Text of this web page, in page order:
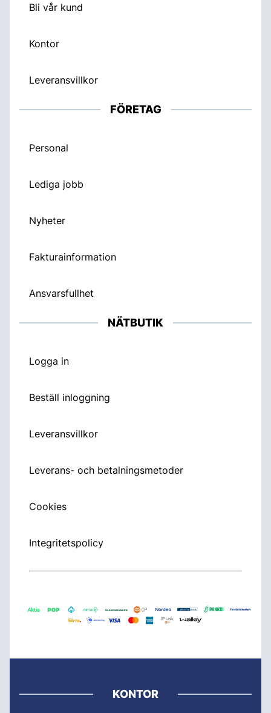
Bli vår kund
Kontor
Leveransvillkor
FÖRETAG
Personal
Lediga jobb
Nyheter
Fakturainformation
Ansvarsfullhet
NÄTBUTIK
Logga in
Beställ inloggning
Leveransvillkor
Leverans- och betalningsmetoder
Cookies
Integritetspolicy
KONTOR